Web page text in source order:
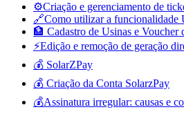
⚙️Criação e gerenciamento de
🔗Como utilizar a funcionalidade
🏦 Cadastro de Usinas e Voucher
⚡Edição e remoção de geração
💰 SolarZPay
💰 Criação da Conta SolarzPay
💰Assinatura irregular: causas e